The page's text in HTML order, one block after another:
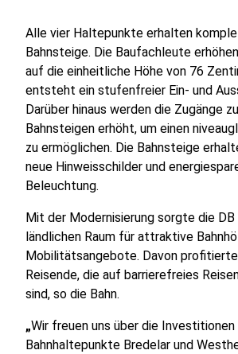
Alle vier Haltepunkte erhalten
Bahnsteige. Die Baufachleute
auf die einheitliche Höhe von 76
entsteht ein stufenfreier Ein- und
Darüber hinaus werden die Zugänge
Bahnsteigen erhöht, um einen
zu ermöglichen. Die Bahnsteige
neue Hinweisschilder und
Beleuchtung.
Mit der Modernisierung sorgte die DB
ländlichen Raum für attraktive
Mobilitätsangebote. Davon
Reisende, die auf barrierefreies
sind, so die Bahn.
„Wir freuen uns über die Investitionen
Bahnhaltepunkte Bredelar und